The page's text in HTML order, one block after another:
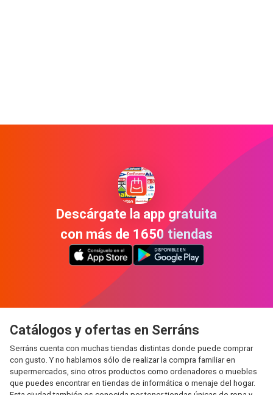
Descárgate la app gratuita
con más de 1650 tiendas
Catálogos y ofertas en Serráns
Serráns cuenta con muchas tiendas distintas donde puede comprar
con gusto. Y no hablamos sólo de realizar la compra familiar en
supermercados, sino otros productos como ordenadores o muebles
que puedes encontrar en tiendas de informática o menaje del hogar.